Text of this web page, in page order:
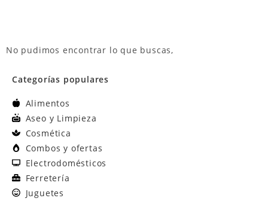
Categorías populares
Alimentos
Aseo y Limpieza
Cosmética
Combos y ofertas
Electrodomésticos
Ferretería
Juguetes
No pudimos encontrar lo que buscas,